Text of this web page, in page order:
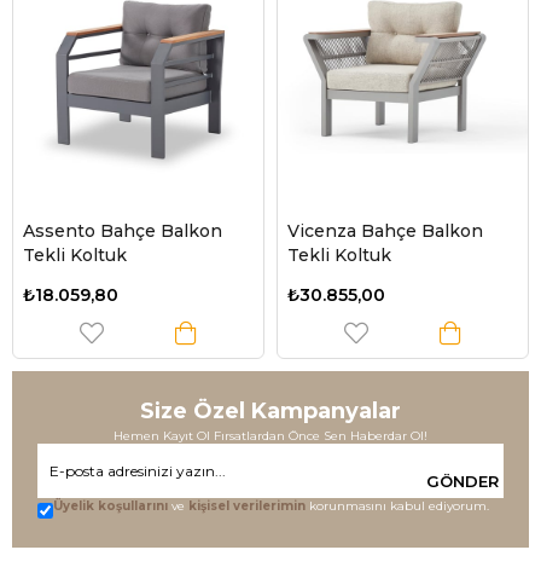
Assento Bahçe Balkon
Tekli Koltuk
₺18.059,80
Vicenza Bahçe Balkon
Tekli Koltuk
₺30.855,00
Size Özel Kampanyalar
Hemen Kayıt Ol Fırsatlardan Önce Sen Haberdar Ol!
GÖNDER
Üyelik koşullarını ve kişisel verilerimin korunmasını kabul ediyorum.